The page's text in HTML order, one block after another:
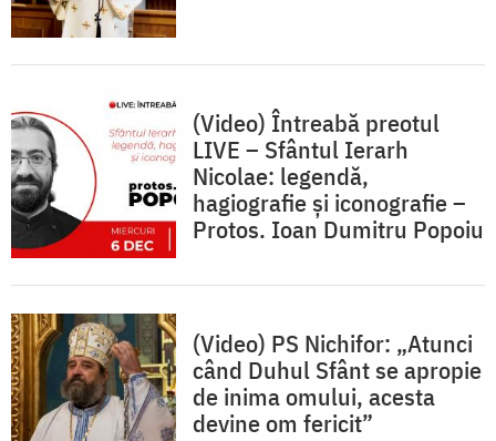
(Video) Întreabă preotul
LIVE – Sfântul Ierarh
Nicolae: legendă,
hagiografie și iconografie –
Protos. Ioan Dumitru Popoiu
(Video) PS Nichifor: „Atunci
când Duhul Sfânt se apropie
de inima omului, acesta
devine om fericit”